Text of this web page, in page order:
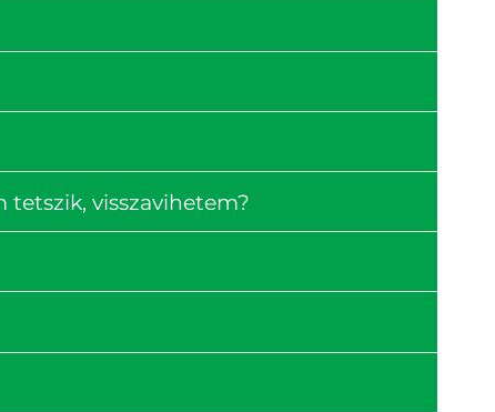
visszavihetem?